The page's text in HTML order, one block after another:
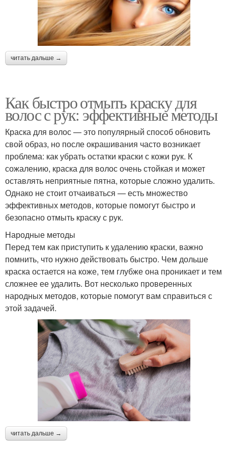
читать дальше →
Как быстро отмыть краску для
волос с рук: эффективные методы
Краска для волос — это популярный способ обновить
свой образ, но после окрашивания часто возникает
проблема: как убрать остатки краски с кожи рук. К
сожалению, краска для волос очень стойкая и может
оставлять неприятные пятна, которые сложно удалить.
Однако не стоит отчаиваться — есть множество
эффективных методов, которые помогут быстро и
безопасно отмыть краску с рук.
Народные методы
Перед тем как приступить к удалению краски, важно
помнить, что нужно действовать быстро. Чем дольше
краска остается на коже, тем глубже она проникает и тем
сложнее ее удалить. Вот несколько проверенных
народных методов, которые помогут вам справиться с
этой задачей.
читать дальше →